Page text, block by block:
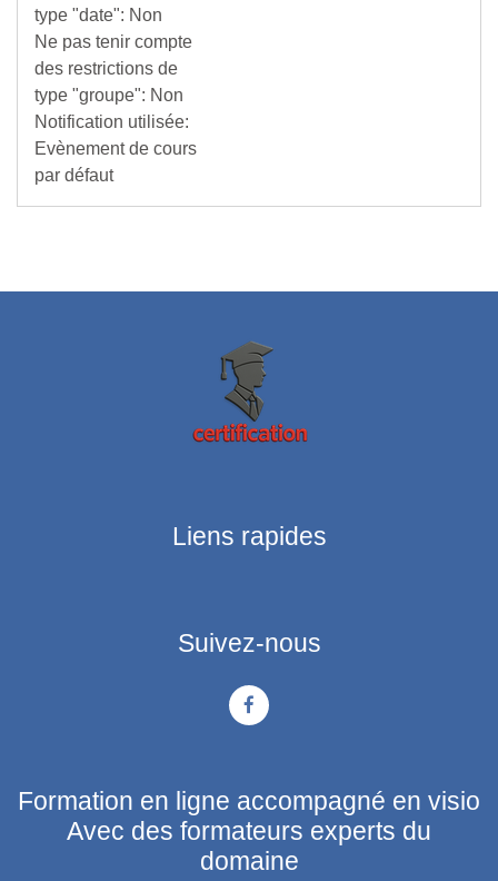
type "date": Non
Ne pas tenir compte
des restrictions de
type "groupe": Non
Notification utilisée:
Evènement de cours
par défaut
Liens rapides
Suivez-nous
Formation en ligne accompagné en visio
Avec des formateurs experts du
domaine